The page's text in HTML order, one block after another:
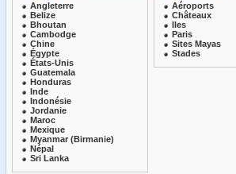
Angleterre
Belize
Bhoutan
Cambodge
Chine
Égypte
États-Unis
Guatemala
Honduras
Inde
Indonésie
Jordanie
Maroc
Mexique
Myanmar (Birmanie)
Népal
Sri Lanka
Aéroports
Châteaux
Iles
Paris
Sites Mayas
Stades